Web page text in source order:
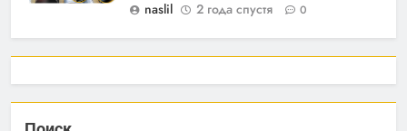
naslil
2 года спустя 0